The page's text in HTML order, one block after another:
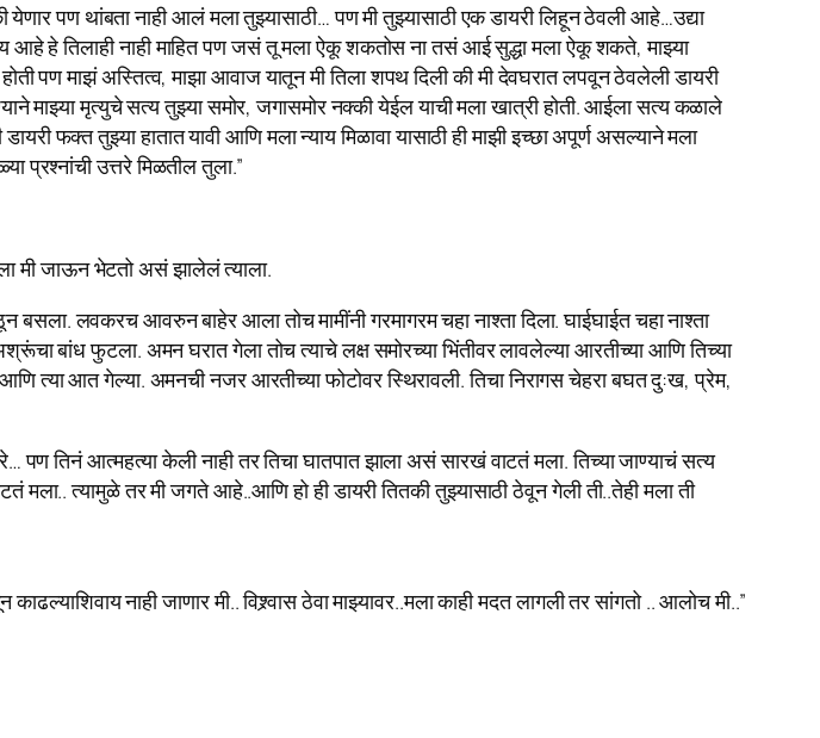
पण थांबता नाही आलं मला तुझ्यासाठी… पण मी तुझ्यासाठी एक डायरी लिहून ठेवली आहे…उद्या
आहे हे तिलाही नाही माहित पण जसं तू मला ऐकू शकतोस ना तसं आई सुद्धा मला ऐकू शकते, माझ्या
पण माझं अस्तित्व, माझा आवाज यातून मी तिला शपथ दिली की मी देवघरात लपवून ठेवलेली डायरी
माझ्या मृत्युचे सत्य तुझ्या समोर, जगासमोर नक्की येईल याची मला खात्री होती. आईला सत्य कळाले
फक्त तुझ्या हातात‌ यावी‌ आणि मला न्याय मिळावा यासाठी ही माझी इच्छा अपूर्ण असल्याने मला
प्रश्नांची उत्तरे मिळतील तुला.”
मी जाऊन भेटतो असं झालेलं त्याला.
लवकरच आवरुन बाहेर आला तोच मामींनी गरमागरम चहा नाश्ता दिला. घाईघाईत चहा नाश्ता
बांध फुटला. अमन घरात गेला तोच त्याचे लक्ष समोरच्या भिंतीवर लावलेल्या आरतीच्या आणि तिच्या
त्या आत गेल्या. अमनची नजर आरतीच्या फोटोवर स्थिरावली. तिचा निरागस चेहरा बघत दु:ख, प्रेम,
पण तिनं आत्महत्या केली नाही तर तिचा घातपात झाला असं सारखं वाटतं मला. तिच्या जाण्याचं सत्य
त्यामुळे तर मी जगते आहे..आणि हो ही डायरी तितकी तुझ्यासाठी ठेवून गेली ती..तेही मला ती
नाही जाणार मी.. विश्र्वास ठेवा माझ्यावर..मला काही मदत लागली तर सांगतो .. आलोच मी..”